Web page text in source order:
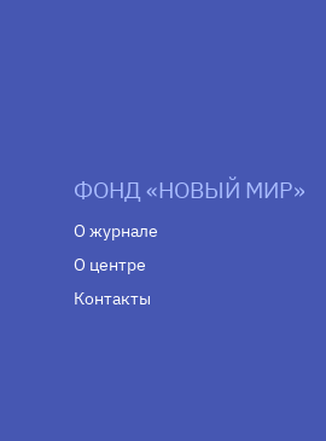
ФОНД «НОВЫЙ МИР»
О журнале
О центре
Контакты